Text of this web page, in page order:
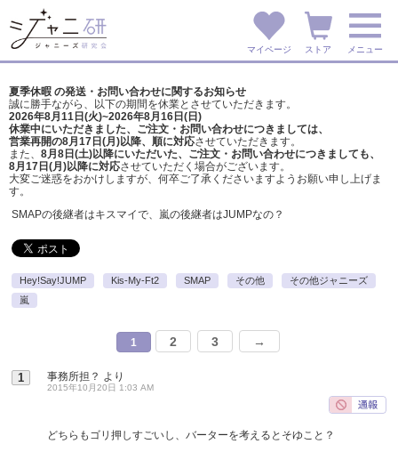
マイページ ストア メニュー
夏季休暇 の発送・お問い合わせに関するお知らせ
誠に勝手ながら、以下の期間を休業とさせていただきます。
2026年8月11日(火)~2026年8月16日(日)
休業中にいただきました、ご注文・お問い合わせにつきましては、
営業再開の8月17日(月)以降、順に対応させていただきます。
また、 8月8日(土)以降にいただいた、ご注文・ お問い合わせにつきましても、
8月17日(月)以降に対応させていただく場合がございます。
大変ご迷惑をおかけしますが、 何卒ご了承くださいますようお願い申し上げま
す。
SMAPの後継者はキスマイで、嵐の後継者はJUMPなの？
Hey!Say!JUMP Kis-My-Ft2 SMAP その他
その他ジャニーズ
嵐
1 2 3 →
1 事務所担？ より
2015年10月20日 1:03 AM
どちらもゴリ押しすごいし、バーターを考えるとそゆこと？